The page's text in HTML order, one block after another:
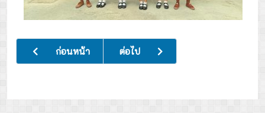
เนื้อหาก่อนหน้า: กิจกรรมอบรมค่ายเยาวชนคนดีเพื่อแผ่นดิน
ก่อนหน้า เนื้อหาถัดไป: เข้าร่วมการแข่งขันกีฬาเ
ต่อไป